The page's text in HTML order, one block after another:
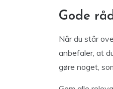
Gode
Når du står
anbefaler, at
gøre noget,